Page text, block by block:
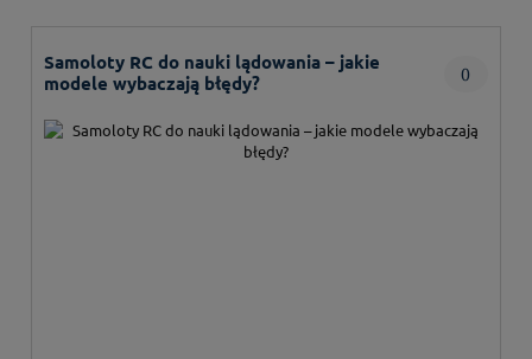
Samoloty RC do nauki lądowania – jakie
modele wybaczają błędy?
0